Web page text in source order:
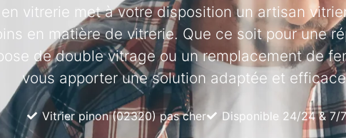
en vitrerie met à votre disposition un artisan
en matière de vitrerie. Que ce soit pour une
de double vitrage ou un remplacement de
vous apporter une solution adaptée et
Vitrier pinon (02320) pas cher Disponible 24/24 & 7/7